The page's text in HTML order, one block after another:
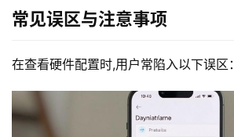
首
产
品
与
常见误区与注意事项
在查看硬件配置时,用户常陷入以下误区：